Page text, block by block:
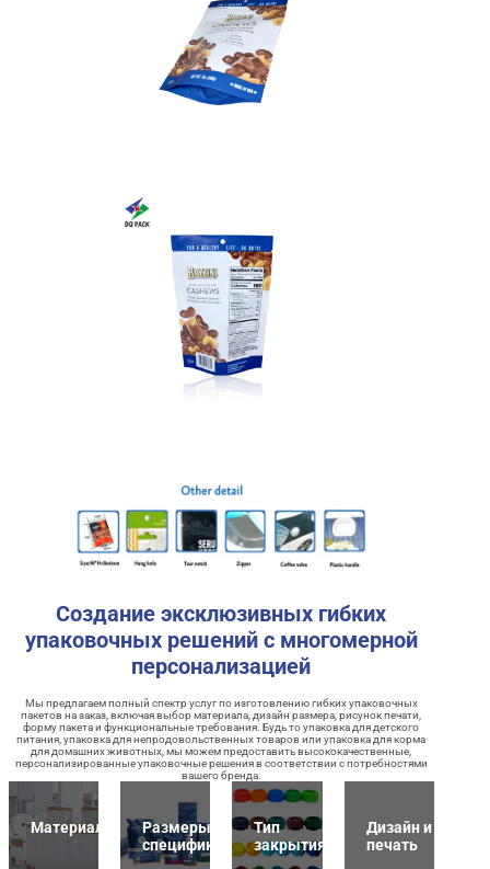
Создание эксклюзивных гибких
упаковочных решений с многомерной
персонализацией
Мы предлагаем полный спектр услуг по изготовлению гибких упаковочных
пакетов на заказ, включая выбор материала, дизайн размера, рисунок печати,
форму пакета и функциональные требования. Будь то упаковка для детского
питания, упаковка для непродовольственных товаров или упаковка для корма
для домашних животных, мы можем предоставить высококачественные,
персонализированные упаковочные решения в соответствии с потребностями
вашего бренда.
Материалы
Размеры и
спецификация
Тип
закрытия
Дизайн и
печать